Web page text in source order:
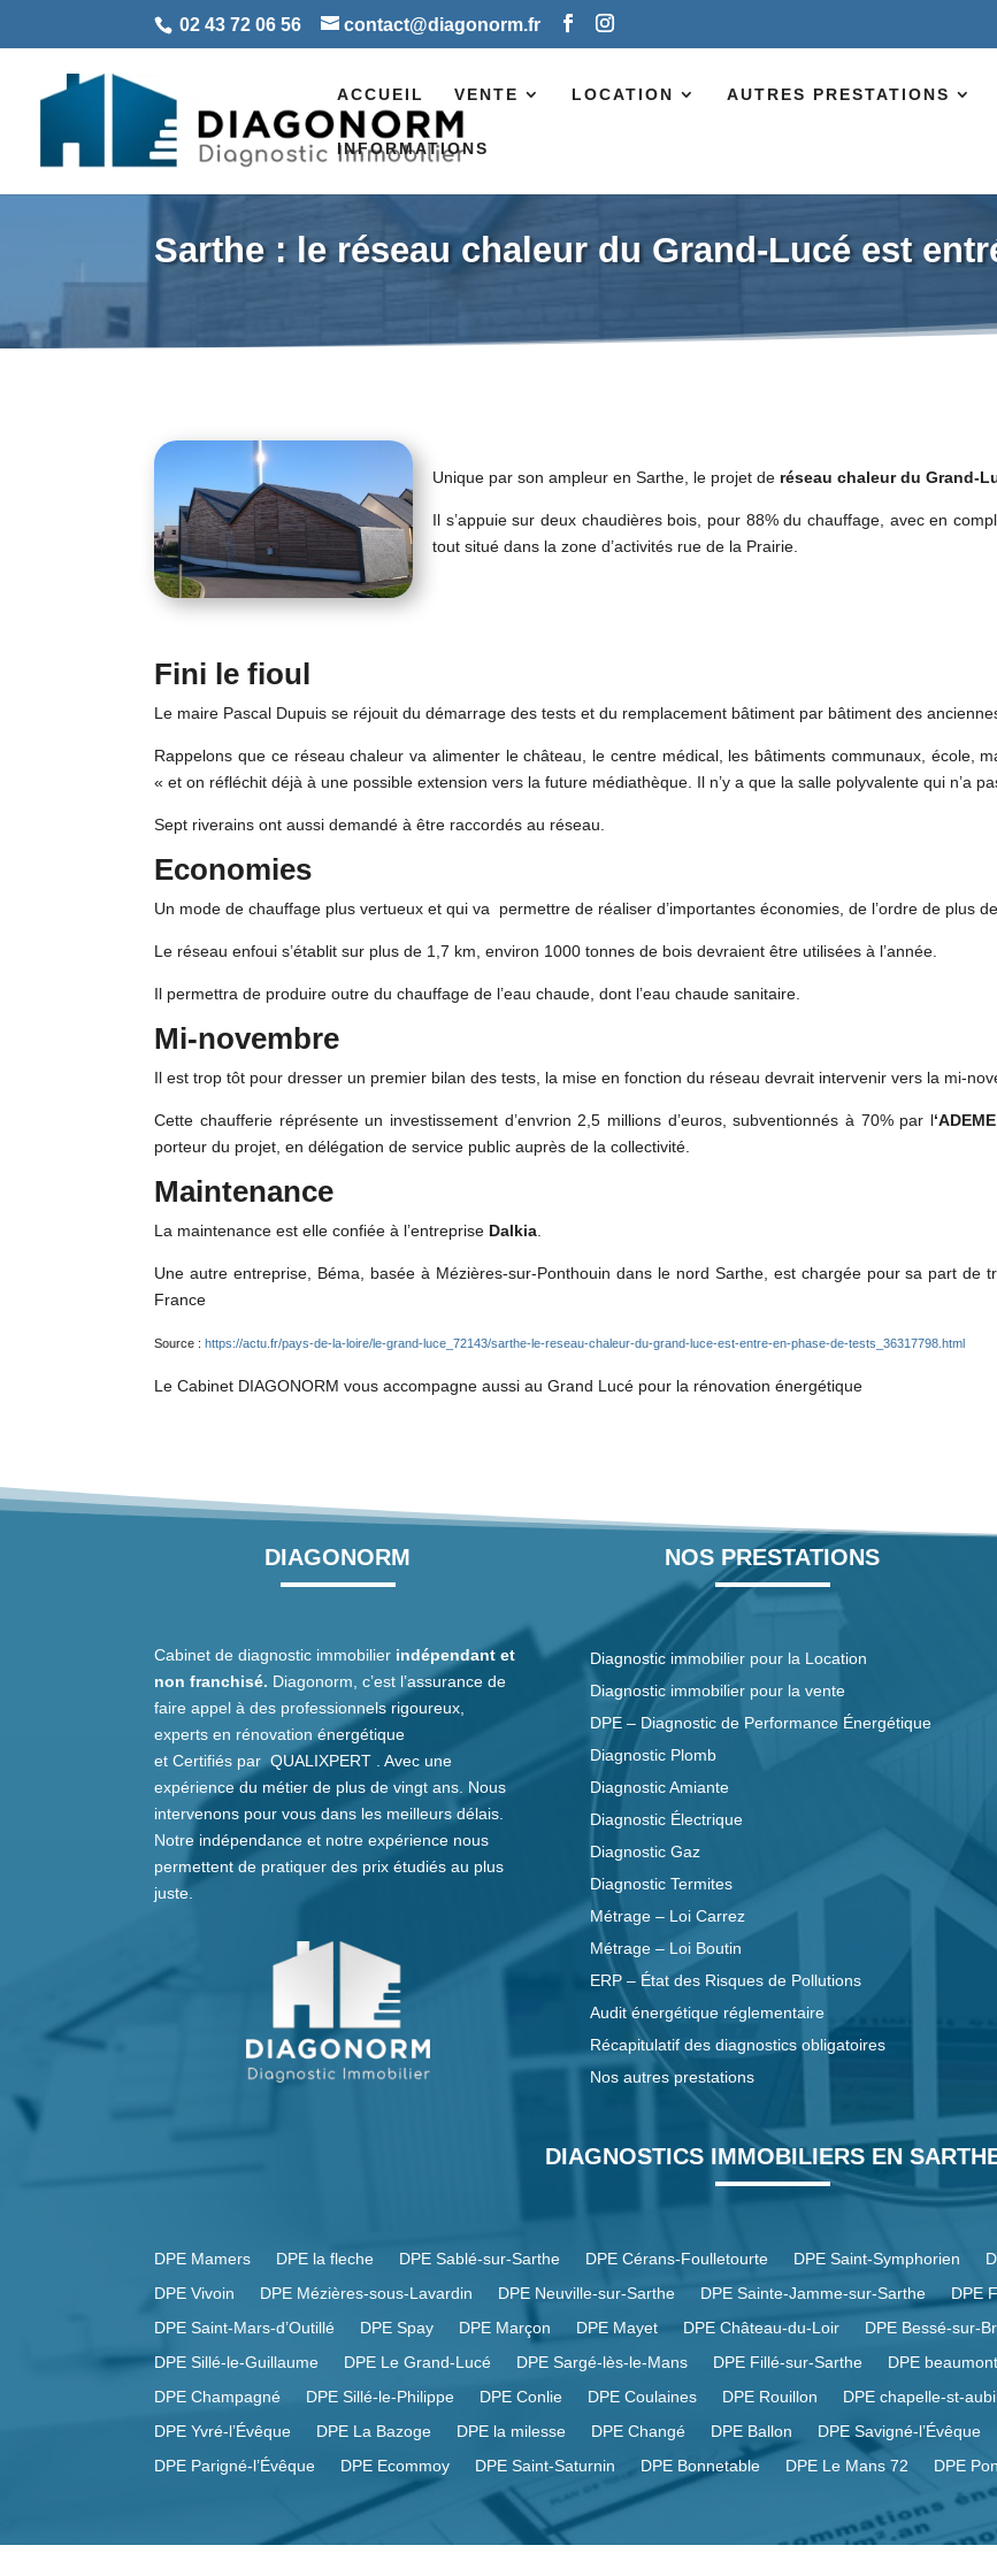
02 43 72 06 56 contact@diagonorm.fr
ACCUEIL VENTE LOCATION AUTRES PRESTATIONS
INFORMATIONS
Sarthe : le réseau chaleur du Grand-Lucé est
Unique par son ampleur en Sarthe, le projet deréseau chaleur du Grand-
Il s’appuie sur deux chaudières bois, pour 88% du chauffage, avec en
tout situé dans la zone d’activités rue de la Prairie.
Fini le fioul
Le maire Pascal Dupuis se réjouit du démarrage des tests et du remplacement bâtiment par bâtiment des
Rappelons que ce réseau chaleur va alimenter le château, le centre médical, les bâtiments communaux, école,
« et on réfléchit déjà à une possible extension vers la future médiathèque. Il n’y a que la salle polyvalente qui n’a
Sept riverains ont aussi demandé à être raccordés au réseau.
Economies
Un mode de chauffage plus vertueux et qui va permettre de réaliser d’importantes économies, de l’ordre de plus
Le réseau enfoui s’établit sur plus de 1,7 km, environ 1000 tonnes de bois devraient être utilisées à l’année.
Il permettra de produire outre du chauffage de l’eau chaude, dont l’eau chaude sanitaire.
Mi-novembre
Il est trop tôt pour dresser un premier bilan des tests, la mise en fonction du réseau devrait intervenir vers la mi-
Cette chaufferie réprésente un investissement d’envrion 2,5 millions d’euros, subventionnés à 70% par l‘ADEME
porteur du projet, en délégation de service public auprès de la collectivité.
Maintenance
La maintenance est elle confiée à l’entreprise Dalkia.
Une autre entreprise, Béma, basée à Mézières-sur-Ponthouin dans le nord Sarthe, est chargée pour sa part
France
Source : https://actu.fr/pays-de-la-loire/le-grand-luce_72143/sarthe-le-reseau-chaleur-du-grand-luce-est-entre-en-phase-de-tests_36317798.html
Le Cabinet DIAGONORM vous accompagne aussi au Grand Lucé pour la rénovation énergétique
DIAGONORM
Cabinet de diagnostic immobilier indépendant et
non franchisé. Diagonorm, c’est l’assurance de
faire appel à des professionnels rigoureux,
experts en rénovation énergétique
etCertifiés parQUALIXPERT . Avec une
expérience du métier de plus de vingt ans. Nous
intervenons pour vous dans les meilleurs délais.
Notre indépendance et notre expérience nous
permettent de pratiquer des prix étudiés au plus
juste.
NOS PRESTATIONS
Diagnostic immobilier pour la Location
Diagnostic immobilier pour la vente
DPE – Diagnostic de Performance Énergétique
Diagnostic Plomb
Diagnostic Amiante
Diagnostic Électrique
Diagnostic Gaz
Diagnostic Termites
Métrage – Loi Carrez
Métrage – Loi Boutin
ERP – État des Risques de Pollutions
Audit énergétique réglementaire
Récapitulatif des diagnostics obligatoires
Nos autres prestations
DIAGNOSTICS IMMOBILIERS EN
DPE Mamers DPE la fleche DPE Sablé-sur-Sarthe DPE Cérans-Foulletourte DPE Saint-Symphorien
DPE Vivoin
DPE Mézières-sous-Lavardin DPE Neuville-sur-Sarthe DPE Sainte-Jamme-sur-Sarthe DPE
DPE Saint-Mars-d’Outillé
DPE Spay DPE Marçon DPE Mayet DPE Château-du-Loir DPE Bessé-sur-
DPE Sillé-le-Guillaume
DPE Le Grand-Lucé DPE Sargé-lès-le-Mans DPE Fillé-sur-Sarthe DPE
DPE Champagné
DPE Sillé-le-Philippe DPE Conlie DPE Coulaines DPE Rouillon DPE chapelle-st-
DPE Yvré-l’Évêque
DPE La Bazoge DPE la milesse DPE Changé DPE Ballon DPE Savigné-l’Évêque
DPE Parigné-l’Évêque
DPE Ecommoy DPE Saint-Saturnin DPE Bonnetable DPE Le Mans 72 DPE